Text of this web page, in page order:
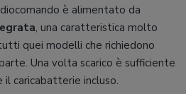
è alimentato da
, una caratteristica molto
quei modelli che richiedono
Una volta scarico è sufficiente
caricabatterie incluso.